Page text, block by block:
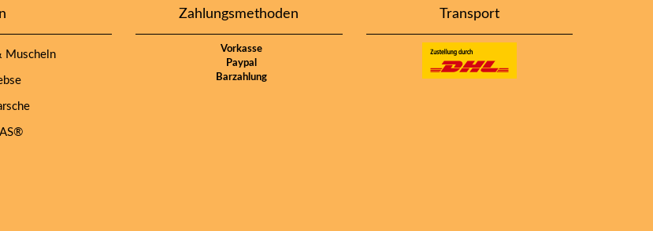
Muscheln
Zahlungsmethoden
Vorkasse
Paypal
Barzahlung
Transport